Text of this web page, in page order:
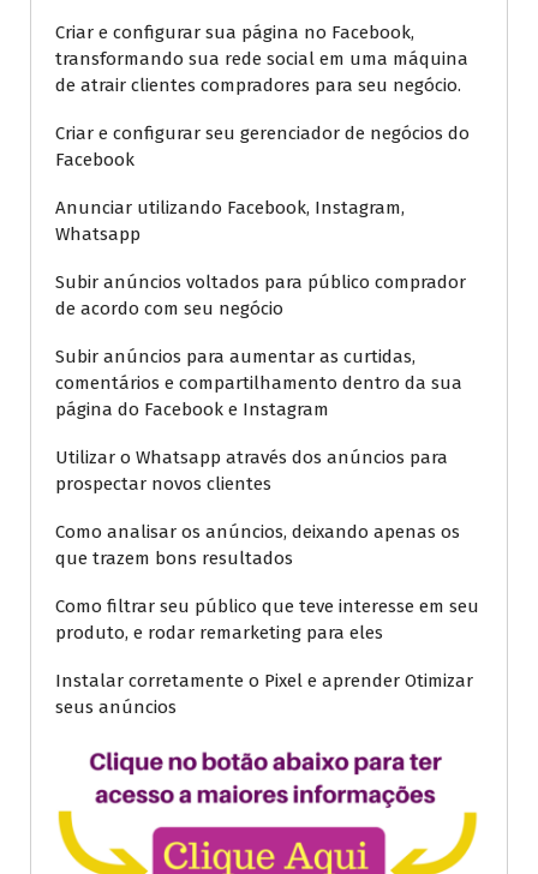
Criar e configurar sua página no Facebook,
transformando sua rede social em uma máquina
de atrair clientes compradores para seu negócio.
Criar e configurar seu gerenciador de negócios do
Facebook
Anunciar utilizando Facebook, Instagram,
Whatsapp
Subir anúncios voltados para público comprador
de acordo com seu negócio
Subir anúncios para aumentar as curtidas,
comentários e compartilhamento dentro da sua
página do Facebook e Instagram
Utilizar o Whatsapp através dos anúncios para
prospectar novos clientes
Como analisar os anúncios, deixando apenas os
que trazem bons resultados
Como filtrar seu público que teve interesse em seu
produto, e rodar remarketing para eles
Instalar corretamente o Pixel e aprender Otimizar
seus anúncios